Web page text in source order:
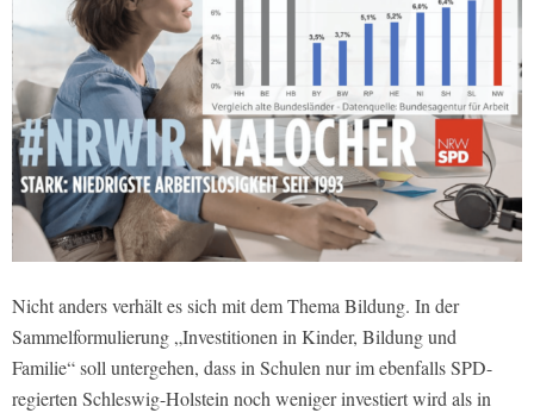
Nicht anders verhält es sich mit dem Thema Bildung. In der
Sammelformulierung „Investitionen in Kinder, Bildung und
Familie“ soll untergehen, dass in Schulen nur im ebenfalls SPD-
regierten Schleswig-Holstein noch weniger investiert wird als in